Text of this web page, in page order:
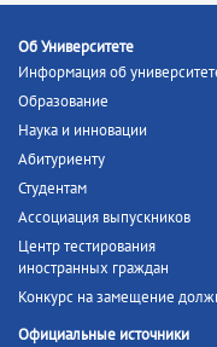
Об Университете
Информация об
Образование
Наука и инновации
Абитуриенту
Студентам
Ассоциация выпускников
Центр тестирования
иностранных граждан
Конкурс на замещение
Официальные источники